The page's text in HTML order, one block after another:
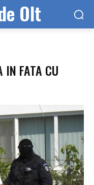
Olt
IN FATA CU